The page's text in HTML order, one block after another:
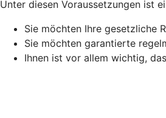
Unter diesen Voraussetzungen ist
Sie möchten Ihre gesetzliche
Sie möchten garantierte
Ihnen ist vor allem wichtig,